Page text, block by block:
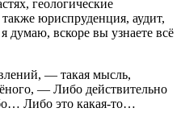
геологические
юриспруденция, аудит,
думаю, вскоре вы узнаете всё
— такая мысль,
— Либо действительно
Либо это какая-то…